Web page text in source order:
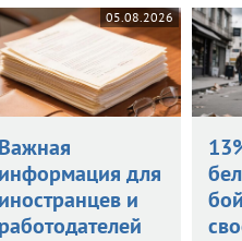
05.08.2026
Важная
информация для
иностранцев и
работодателей